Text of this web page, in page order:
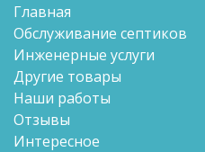
Главная
Обслуживание септиков
Инженерные услуги
Другие товары
Наши работы
Отзывы
Интересное